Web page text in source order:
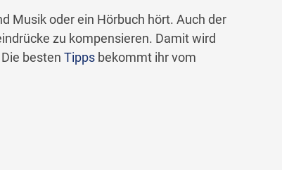
Musik oder ein Hörbuch hört. Auch der
zu kompensieren. Damit wird
besten Tippsbekommt ihr vom